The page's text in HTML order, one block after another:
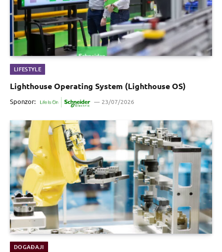
LIFESTYLE
Lighthouse Operating System (Lighthouse OS)
Sponzor: 23/07/2026
DOGAĐAJI